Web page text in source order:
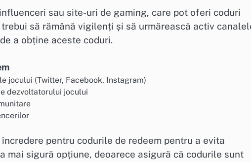
sau site-uri de gaming, care pot oferi coduri
să rămână vigilenți și să urmărească activ
a obține aceste coduri.
jocului (Twitter, Facebook, Instagram)
dezvoltatorului jocului
pentru codurile de redeem pentru a evita
mai sigură opțiune, deoarece asigură că codurile sunt